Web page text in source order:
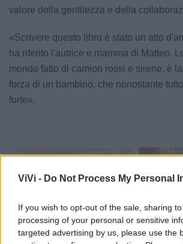
ViVi - Do Not Process My Personal
If you wish to opt-out of the sale, sharing
processing of your personal or sensitive
targeted advertising by us, please use the
valore della gentilezza e della
«Scrivere questo libro è stato un atto
ha riferito l'autrice e mamma di Matteo.
mondo fatto di camion rossi e sirene, è
forza di un bambino, che nonostante
forte».